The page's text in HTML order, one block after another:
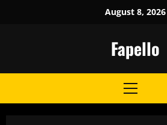
August 8, 2026
Fapello
Primary